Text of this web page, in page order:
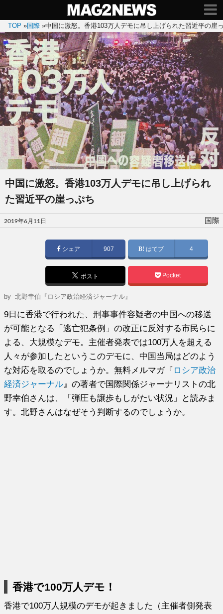
TOP »国際 »中国に激怒。香港103万人デモに吊し上げられた習近平の崖
中国に激怒。香港103万人デモに吊し上げられ
た習近平の崖っぷち
投
稿
2019年6月11日 国際
シェア 907 はてブ 4
ポスト Pocket
by北野幸伯『ロシア政治経済ジャーナル』
9日に香港で行われた、刑事事件容疑者の中国への移送
が可能となる「逃亡犯条例」の改正に反対する市民らに
よる、大規模なデモ。主催者発表では100万人を超える
人々が参加したというこのデモに、中国当局はどのよう
な対応を取るのでしょうか。無料メルマガ『 ロシア政治
経済ジャーナル 』の著者で国際関係ジャーナリストの北
野幸伯さんは、「弾圧も譲歩もしがたい状況」と読みま
す。北野さんはなぜそう判断するのでしょうか。
香港で100万人デモ！
香港で100万人規模のデモが起きました（主催者側発表